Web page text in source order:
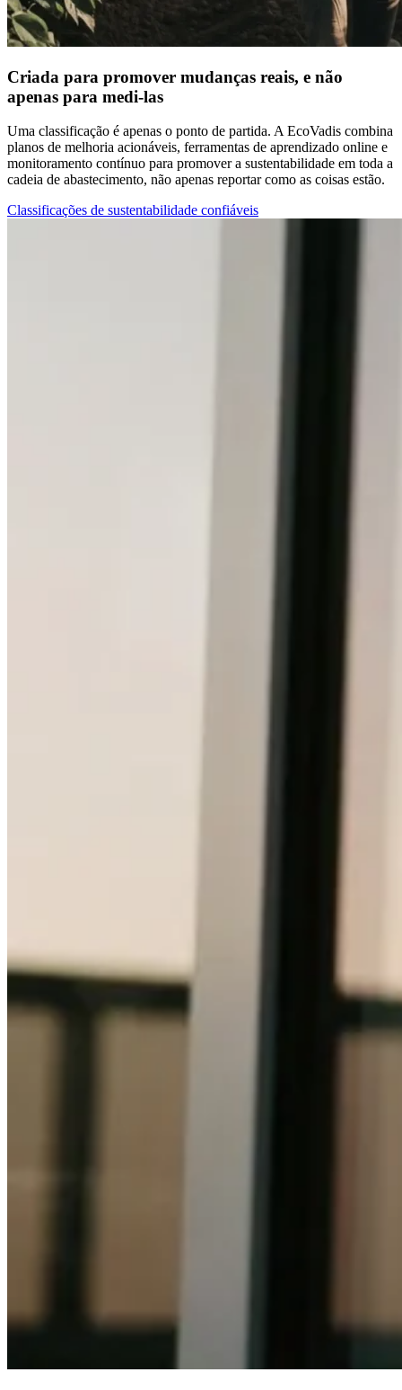
Criada para promover mudanças reais, e não
apenas para medi-las
Uma classificação é apenas o ponto de partida. A EcoVadis combina
planos de melhoria acionáveis, ferramentas de aprendizado online e
monitoramento contínuo para promover a sustentabilidade em toda a
cadeia de abastecimento, não apenas reportar como as coisas estão.
Classificações de sustentabilidade confiáveis